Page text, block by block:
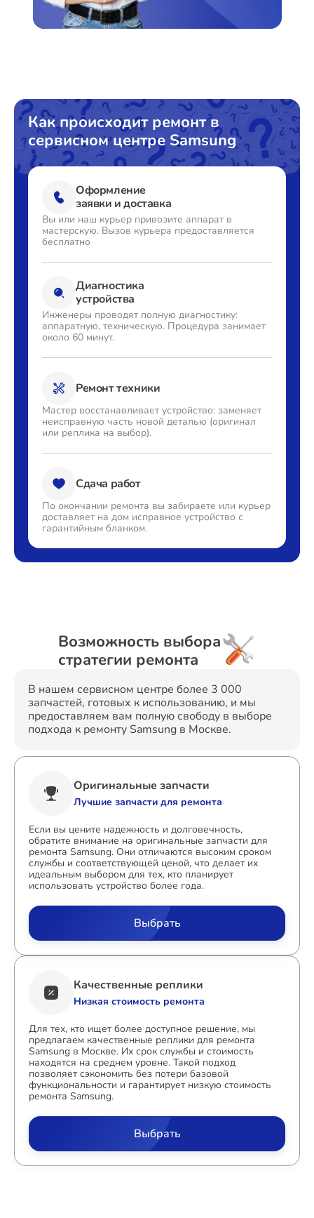
Как происходит ремонт в
сервисном центре Samsung
Оформление
заявки и доставка
Вы или наш курьер привозите аппарат в
мастерскую. Вызов курьера предоставляется
бесплатно
Диагностика
устройства
Инженеры проводят полную диагностику:
аппаратную, техническую. Процедура занимает
около 60 минут.
Ремонт техники
Мастер восстанавливает устройство: заменяет
неисправную часть новой деталью (оригинал
или реплика на выбор).
Сдача работ
По окончании ремонта вы забираете или курьер
доставляет на дом исправное устройство с
гарантийным бланком.
Возможность выбора
стратегии ремонта
В нашем сервисном центре более 3 000
запчастей, готовых к использованию, и мы
предоставляем вам полную свободу в выборе
подхода к ремонту Samsung в Москве.
Оригинальные запчасти
Лучшие запчасти для ремонта
Если вы цените надежность и долговечность,
обратите внимание на оригинальные запчасти для
ремонта Samsung. Они отличаются высоким сроком
службы и соответствующей ценой, что делает их
идеальным выбором для тех, кто планирует
использовать устройство более года.
Выбрать
Качественные реплики
Низкая стоимость ремонта
Для тех, кто ищет более доступное решение, мы
предлагаем качественные реплики для ремонта
Samsung в Москве. Их срок службы и стоимость
находятся на среднем уровне. Такой подход
позволяет сэкономить без потери базовой
функциональности и гарантирует низкую стоимость
ремонта Samsung.
Выбрать